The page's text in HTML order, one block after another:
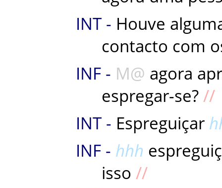
Houve
contacto com
M
agora
espregar-se?
Espreguiçar
hhh
isso